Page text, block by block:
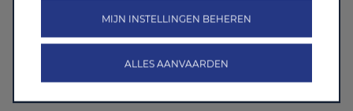
Vraag een offerte aan
MIJN INSTELLINGEN BEHEREN
ALLES AANVAARDEN